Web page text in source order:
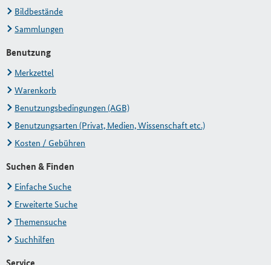
Bildbestände
Sammlungen
Benutzung
Merkzettel
Warenkorb
Benutzungsbedingungen (AGB)
Benutzungsarten (Privat, Medien, Wissenschaft etc.)
Kosten / Gebühren
Suchen & Finden
Einfache Suche
Erweiterte Suche
Themensuche
Suchhilfen